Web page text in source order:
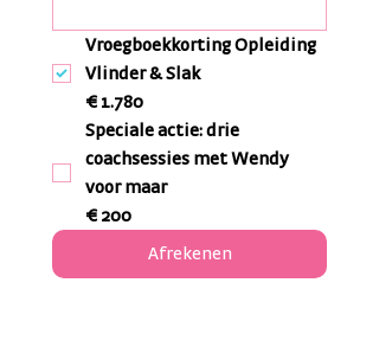
Vroegboekkorting Opleiding
Vlinder & Slak
€ 1.780
Speciale actie: drie
coachsessies met Wendy
voor maar
€ 200
Afrekenen